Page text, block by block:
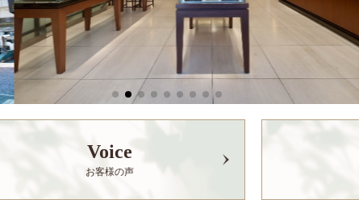
Voice
お客様の声